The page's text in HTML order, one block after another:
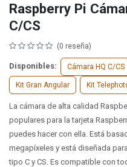
Raspberry Pi
C/CS
(0 reseña)
Disponibles: Cámara HQ C/CS
Kit Gran Angular Kit
La cámara de alta calidad
populares para la tarjeta
puedes hacer con ella. Está
megapíxeles y está diseñada
tipo C y CS. Es compatible con